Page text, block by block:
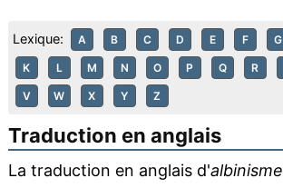
Lexique: A B C D E F G
K L M N O P Q R
V W X Y Z
Traduction en anglais
La traduction en anglais d'albinisme